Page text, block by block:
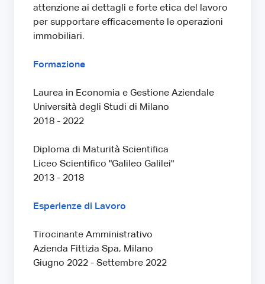
attenzione ai dettagli e forte etica del lavoro
per supportare efficacemente le operazioni
immobiliari.
Formazione
Laurea in Economia e Gestione Aziendale
Università degli Studi di Milano
2018 - 2022
Diploma di Maturità Scientifica
Liceo Scientifico "Galileo Galilei"
2013 - 2018
Esperienze di Lavoro
Tirocinante Amministrativo
Azienda Fittizia Spa, Milano
Giugno 2022 - Settembre 2022